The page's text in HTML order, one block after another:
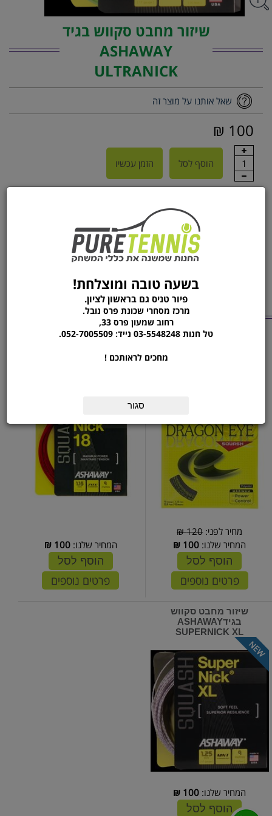
שיזור מחבט סקווש בגיד
ASHAWAY
ULTRANICK
שאל אותנו על מוצר זה
100 ₪
1 הוסף לסל הזמן עכשיו
על המוצר
גיד חדש ומופלא מבית ASHAWAY
מעניק תחושה מדהימה,רכות ושמירת מתיחה לאורך זמן.
MADE IN USA
מוצרים נוספים
מהקטגוריה
SOLINCO DRAGON EYE
מחיר לפני:120 ₪
המחיר שלנו: 100
₪
הוסף לסל
פרטים נוספים
ASHAWAY POWERNICK
המחיר שלנו:100
₪
הוסף לסל
פרטים נוספים
שיזור מחבט סקווש
בגידASHAWAY
SUPERNICK XL
המחיר שלנו: 100
₪
הוסף לסל
בשעה טובה ומוצלחת!
פיור טניס גם בראשון לציון.
מרכז מסחרי שכונת פרס נובל.
רחוב שמעון פרס 33,
טל חנות 03-5548248 נייד: 052-7005509.
מחכים לראותכם !
סגור